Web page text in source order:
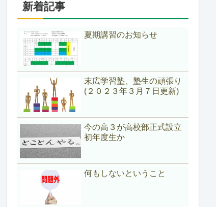
新着記事
夏期講習のお知らせ
末広学習塾、塾生の頑張り
(２０２３年３月７日更新)
今の高３が高校部正式設立
初年度生か
何もしないということ